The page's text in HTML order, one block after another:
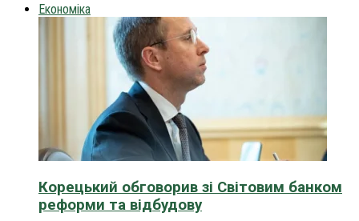
Економіка
Корецький обговорив зі Світовим банком
реформи та відбудову